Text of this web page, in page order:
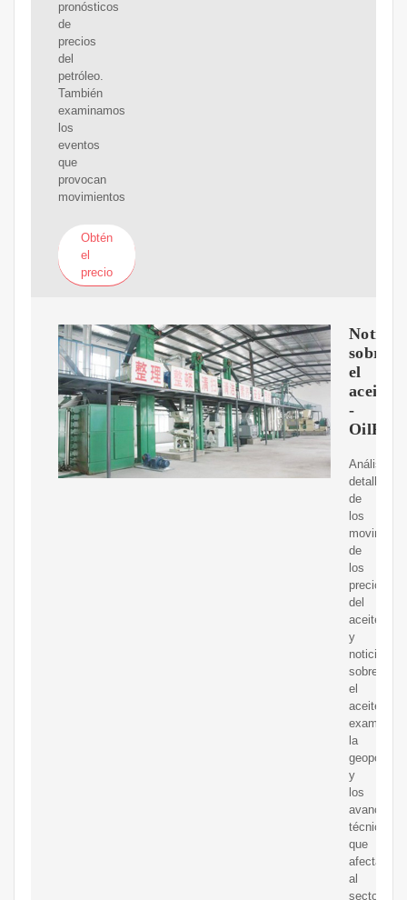
pronósticos
de
precios
del
petróleo.
También
examinamos
los
eventos
que
provocan
movimientos
Obtén
el
precio
sobre
el
-
Análisis
detallado
de
los
de
los
precios
del
y
noticias
sobre
el
aceiteque
examinan
la
geopolítica
y
los
avances
técnicos
que
afectan
al
sector